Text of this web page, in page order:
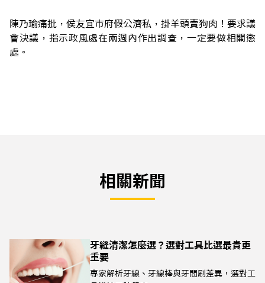
陳乃瑜痛批，侯友宜市府假公濟私，掛羊頭賣狗肉！要求議
會決議，指示政風處在兩週內作出調查，一定要做相關懲
處。
相關新聞
牙縫清潔怎麼選？選對工具比選最貴更
重要
專家解析牙線、牙線棒與牙間刷差異，選對工